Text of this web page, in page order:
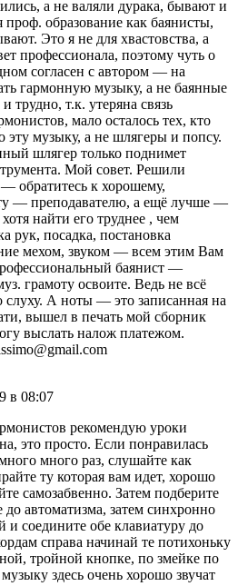
а не валяли дурака, бывают и
проф. образование как баянисты,
Это я не для хвастовства, а
профессионала, поэтому чуть о
согласен с автором — на
гармонную музыку, а не баянные
трудно, т.к. утеряна связь
мало осталось тех, кто
эту музыку, а не шлягеры и попсу.
шлягер только поднимет
Мой совет. Решили
обратитесь к хорошему,
— преподавателю, а ещё лучше —
найти его труднее , чем
рук, посадка, постановка
мехом, звуком — всем этим Вам
баянист —
грамоту освоите. Ведь не всё
А ноты — это записанная на
вышел в печать мой сборник
выслать налож платежом.
в 08:07
рекомендую уроки
это просто. Если понравилась
много раз, слушайте как
ту которая вам идет, хорошо
самозабвенно. Затем подберите
автоматизма, затем синхронно
и соедините обе клавиатуру до
справа начинай те потихоньку
тройной кнопке, по змейке по
здесь очень хорошо звучат